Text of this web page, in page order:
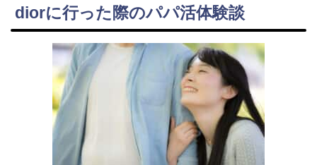
diorに行った際のパパ活体験談